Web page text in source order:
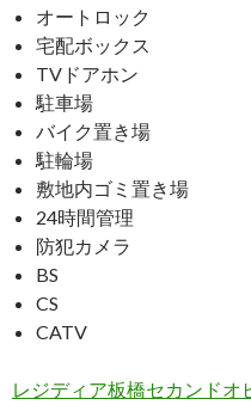
オートロック
宅配ボックス
TVドアホン
駐車場
バイク置き場
駐輪場
敷地内ゴミ置き場
24時間管理
防犯カメラ
BS
CS
CATV
レジディア板橋セカンドオ